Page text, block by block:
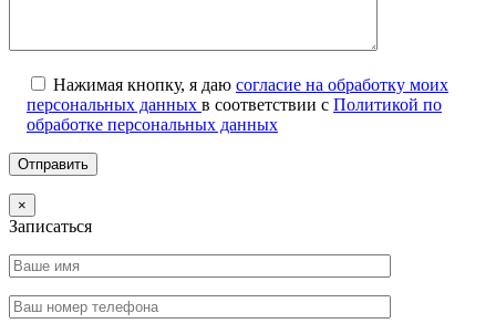
Нажимая кнопку, я даю согласие на обработку моих
персональных данных в соответствии с Политикой по
обработке персональных данных
×
Записаться